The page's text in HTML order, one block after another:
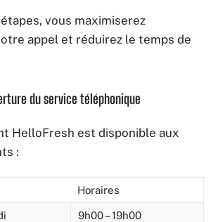
vous maximiserez
appel et réduirez le temps de
du service téléphonique
HelloFresh est disponible aux
:
Horaires
9h00 – 19h00